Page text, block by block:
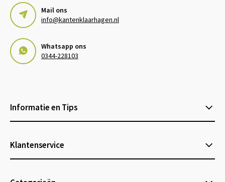
Mail ons
info@kantenklaarhagen.nl
Whatsapp ons
0344-228103
Informatie en Tips
Klantenservice